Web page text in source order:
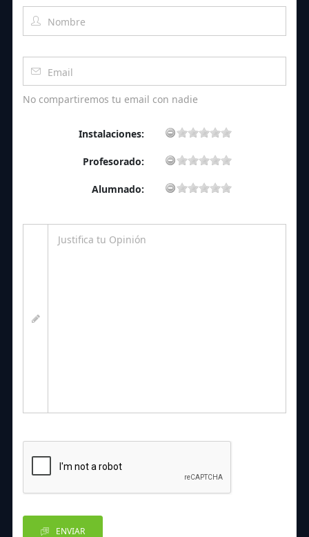
No compartiremos tu email con nadie
Instalaciones:
Profesorado:
Alumnado:
ENVIAR